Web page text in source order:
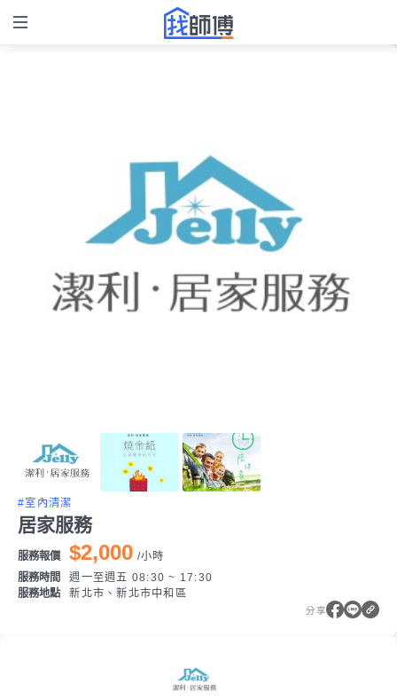
#室內清潔
居家服務
服務報價 $2,000 /小時
服務時間
週一至週五 08:30 ~ 17:30
服務地點
新北市、新北市中和區
分享